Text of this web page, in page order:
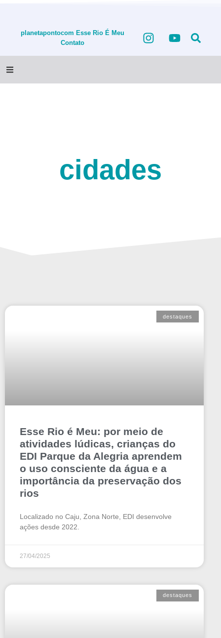
planetapontocom Esse Rio É Meu
Contato
cidades
destaques
Esse Rio é Meu: por meio de
atividades lúdicas, crianças do
EDI Parque da Alegria aprendem
o uso consciente da água e a
importância da preservação dos
rios
Localizado no Caju, Zona Norte, EDI desenvolve
ações desde 2022.
27/04/2025
destaques